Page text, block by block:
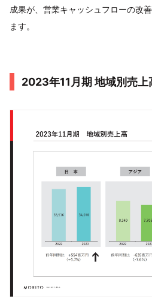
成果が、営業キャッシュフローの改
ます。
2023年11月期 地域別売上